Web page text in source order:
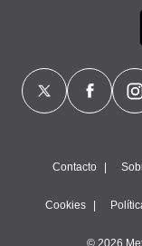
Contacto
Cookies
© 2026